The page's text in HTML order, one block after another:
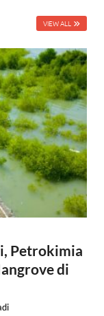
VIEW ALL
Petrokimia
di